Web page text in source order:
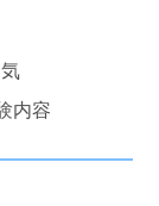
内容